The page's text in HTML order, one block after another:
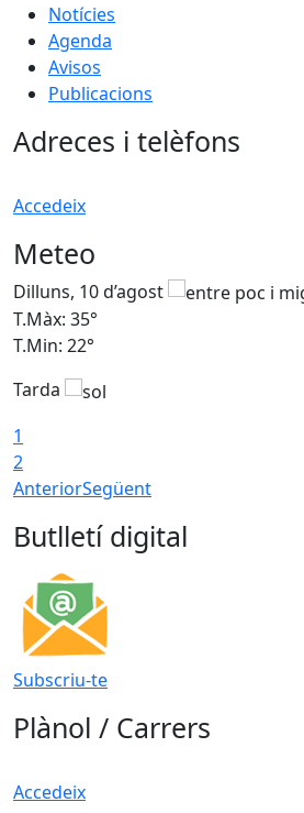
Notícies
Agenda
Avisos
Publicacions
Adreces i telèfons
Accedeix
Meteo
Dilluns, 10 d’agost
T.Màx: 35°
T.Min: 22°
Tarda
1
2
AnteriorSegüent
Butlletí digital
Subscriu-te
Plànol / Carrers
Accedeix